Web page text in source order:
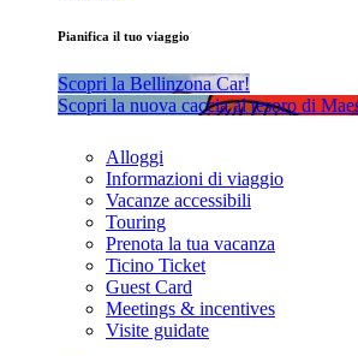
Pianifica il tuo viaggio
Scopri la Bellinzona Car!
Scopri la nuova caccia al tesoro di
Alloggi
Informazioni di viaggio
Vacanze accessibili
Touring
Prenota la tua vacanza
Ticino Ticket
Guest Card
Meetings & incentives
Visite guidate